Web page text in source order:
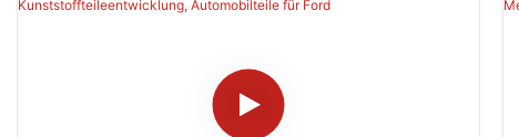
funktionalen Kunststoffeinsätzen, die auf die Spezifikationen des